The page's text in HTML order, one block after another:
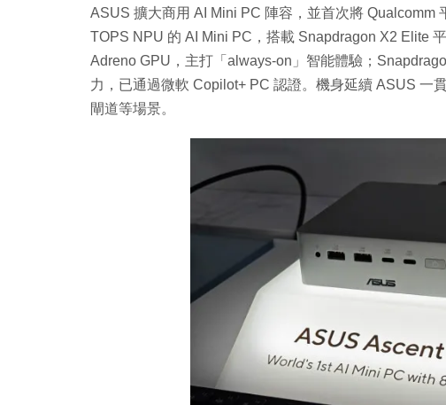
ASUS 擴大商用 AI Mini PC 陣容，並首次將 Qualcomm
TOPS NPU 的 AI Mini PC，搭載 Snapdragon X2 Elite
Adreno GPU，主打「always-on」智能體驗；
力，已通過微軟 Copilot+ PC 認證。機身延續 ASUS 一
閘道等場景。